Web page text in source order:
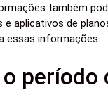
também
aplicativos de
essas informações.
período